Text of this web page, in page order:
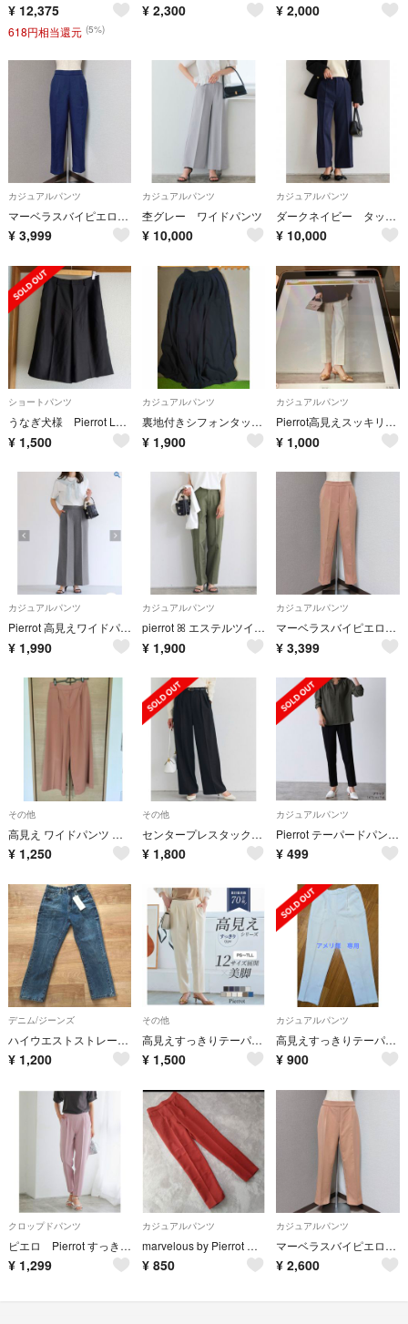
¥ 12,375
618円相当還元 (5%)
¥ 2,300 ¥ 2,000
カジュアルパンツ
マーベラスバイピエロ ウエストゴム タック パンツ ネイビー
¥ 3,999
カジュアルパンツ
杢グレー ワイドパンツ
¥ 10,000
カジュアルパンツ
ダークネイビー タックパンツ
¥ 10,000
ショートパンツ
うなぎ犬様 Pierrot Lサイズ グレー ハーフパンツ ポリエステル100%
¥ 1,500
カジュアルパンツ
裏地付きシフォンタックフレアパンツ
¥ 1,900
カジュアルパンツ
Pierrot高見えスッキリテーパードパンツMサイズ
¥ 1,000
カジュアルパンツ
Pierrot 高見えワイドパンツ 【10サイズ展開】
¥ 1,990
カジュアルパンツ
pierrot ꕤ エステルツイルベルテッドパンツ
¥ 1,900
カジュアルパンツ
マーベラスバイピエロ ウエストゴム テーパードパンツ
¥ 3,399
その他
高見え ワイドパンツ ゴムウエスト
¥ 1,250
その他
センタープレスタックワイドパンツ
¥ 1,800
カジュアルパンツ
Pierrot テーパードパンツ PLサイズ
¥ 499
デニム/ジーンズ
ハイウエストストレートデニム
¥ 1,200
その他
高見えすっきりテーパードパンツ
¥ 1,500
カジュアルパンツ
高見えすっきりテーパードパンツPSアイボリー
¥ 900
クロップドパンツ
ピエロ Pierrot すっきりテーパードパンツ スモークピンク Sサイズ
¥ 1,299
カジュアルパンツ
marvelous by Pierrot テーパードパンツ センタープレス S
¥ 850
カジュアルパンツ
マーベラスバイピエロ タック ウエストゴム スラックス
¥ 2,600